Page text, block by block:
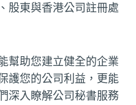
股東與香港公司註冊處
幫助您建立健全的企業
護您的公司利益，更能
深入瞭解公司秘書服務